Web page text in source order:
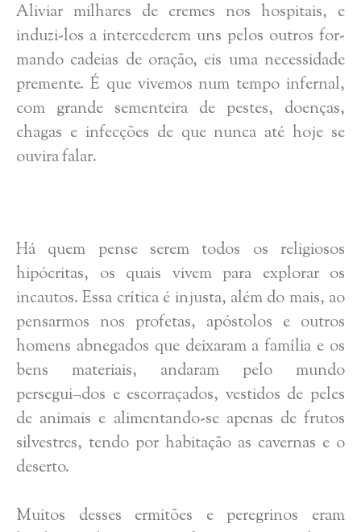
Aliviar milhares de cremes nos hospitais, e
induzi-los a intercederem uns pelos outros for-
mando cadeias de oração, eis uma necessidade
premente. É que vivemos num tempo infernal,
com grande sementeira de pestes, doenças,
chagas e infecções de que nunca até hoje se
ouvira falar.
Há quem pense serem todos os religiosos
hipócritas, os quais vivem para explorar os
incautos. Essa crítica é injusta, além do mais, ao
pensarmos nos profetas, apóstolos e outros
homens abnegados que deixaram a família e os
bens materiais, andaram pelo mundo
persegui¬dos e escorraçados, vestidos de peles
de animais e alimentando-se apenas de frutos
silvestres, tendo por habitação as cavernas e o
deserto.
Muitos desses ermitões e peregrinos eram